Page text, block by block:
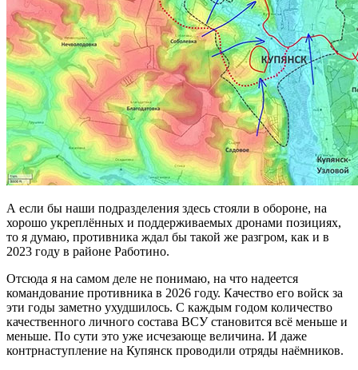
А если бы наши подразделения здесь стояли в обороне, на
хорошо укреплённых и поддерживаемых дронами позициях,
то я думаю, противника ждал бы такой же разгром, как и в
2023 году в районе Работино.
Отсюда я на самом деле не понимаю, на что надеется
командование противника в 2026 году. Качество его войск за
эти годы заметно ухудшилось. С каждым годом количество
качественного личного состава ВСУ становится всё меньше и
меньше. По сути это уже исчезающе величина. И даже
контрнаступление на Купянск проводили отряды наёмников.